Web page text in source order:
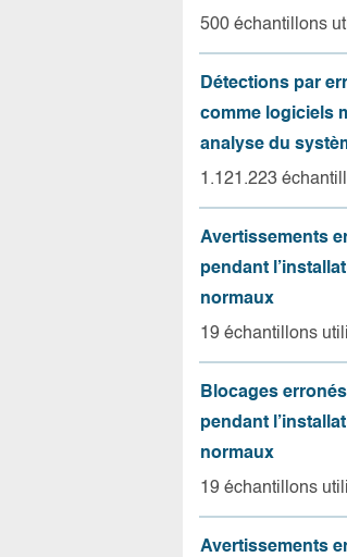
500 échantillons
Détections par
comme logiciels
analyse du
1.121.223
Avertissements
pendant
normaux
19 échantillons
Blocages
pendant
normaux
19 échantillons
Avertissements